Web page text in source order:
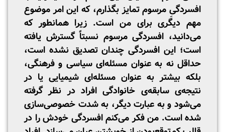
افسردگیِ مرسوم تمایز بگذارم، که این امر موضوع
مهم دیگری برای من است. زیرا همانطور که
می‌دانید، افسردگی مرسوم نسبتاً گسترش یافته
است؛ این افسردگی چندان تصدیق نشده است،
حداقل نه به عنوان مسئله‌ای سیاسی و فرهنگی،
بلکه بیشتر به عنوان مسئله‌ای شیمیایی یا در
نتیجه‌ی سابقه‌ی خانوادگی افراد در نظر گرفته
می‌شود و به عبارت دیگر، به شدت خصوصی‌سازی
شده است. من فکر می‌کنم افسردگی خودش را در